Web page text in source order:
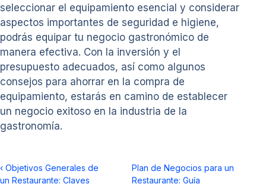
seleccionar el equipamiento esencial y considerar
aspectos importantes de seguridad e higiene,
podrás equipar tu negocio gastronómico de
manera efectiva. Con la inversión y el
presupuesto adecuados, así como algunos
consejos para ahorrar en la compra de
equipamiento, estarás en camino de establecer
un negocio exitoso en la industria de la
gastronomía.
‹ Objetivos Generales de
un Restaurante: Claves
Plan de Negocios para un
Restaurante: Guía